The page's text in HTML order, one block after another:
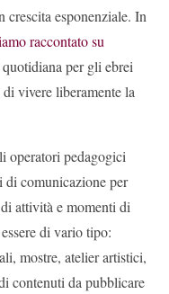
crescita esponenziale. In
raccontato su
per gli ebrei
vivere liberamente la
operatori pedagogici
di comunicazione per
attività e momenti di
di vario tipo:
mostre, atelier artistici,
contenuti da pubblicare